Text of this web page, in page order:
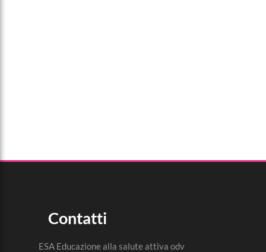
Contatti
ESA Educazione alla salute attiva odv